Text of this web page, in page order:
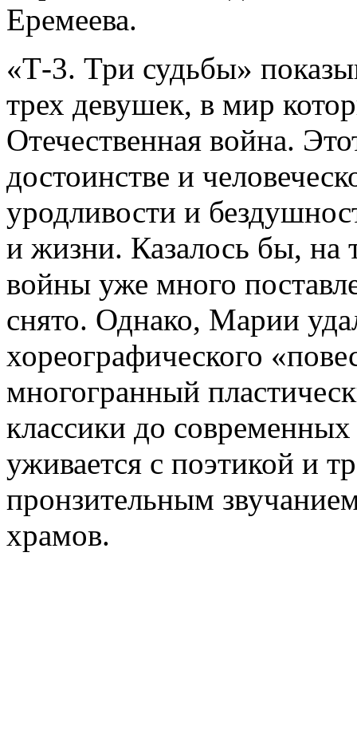
Еремеева.
«Т-3. Три судьбы»
трех девушек, в мир
Отечественная война.
достоинстве и
уродливости и
и жизни. Казалось бы, на
войны уже много
снято. Однако, Марии
хореографического
многогранный
классики до
уживается с поэтикой и
пронзительным
храмов.